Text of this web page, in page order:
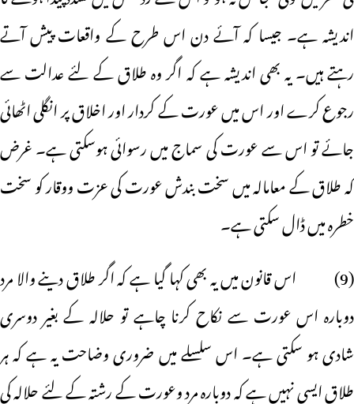
اندیشہ ہے۔ جیسا کہ آئے دن اس طرح کے واقعات پیش آتے
رہتے ہیں۔ یہ بھی اندیشہ ہے کہ اگر وہ طلاق کے لئے عدالت سے
رجوع کرے اور اس میں عورت کے کردار اور اخلاق پر انگلی اٹھائی
جائے تو اس سے عورت کی سماج میں رسوائی ہوسکتی ہے۔ غرض
کہ طلاق کے معامالہ میں سخت بندش عورت کی عزت ووقار کو سخت
خطرہ میں ڈال سکتی ہے۔
(9) اس قانون میں یہ بھی کہا گیا ہے کہ اگر طلاق دینے والا مرد
دوبارہ اس عورت سے نکاح کرنا چاہے تو حلالہ کے بغیر دوسری
شادی ہو سکتی ہے۔ اس سلسلے میں ضروری وضاحت یہ ہے کہ ہر
طلاق ایسی نہیں ہے کہ دوبارہ مرد وعورت کے رشتہ کے لئے حلالہ کی